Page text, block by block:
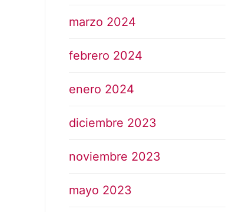
marzo 2024
febrero 2024
enero 2024
diciembre 2023
noviembre 2023
mayo 2023